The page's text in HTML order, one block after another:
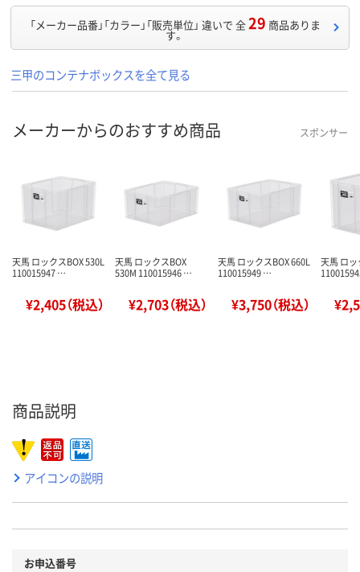
「メーカー品番」「カラー」「販売単位」 違いで 全29 商品ありま
す。
三甲のコンテナボックスを全て見る
メーカーからのおすすめ商品 スポンサー
天馬 ロックスBOX 530L
110015947 …
¥2,405（税込）
天馬 ロックスBOX
530M 110015946 …
¥2,703（税込）
天馬 ロックスBOX 660L
110015949 …
¥3,750（税込）
天馬 ロッ
商品説明
アイコンの説明
お申込番号